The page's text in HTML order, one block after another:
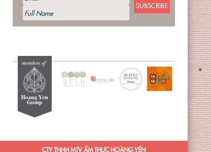
SUBSCRIBE
CTY TNHH MTV ẨM THỰC HOÀNG YẾN